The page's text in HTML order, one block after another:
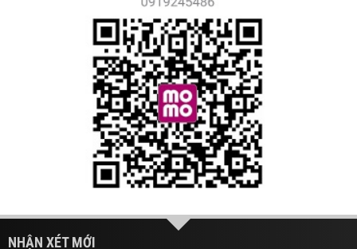
NHẬN XÉT MỚI